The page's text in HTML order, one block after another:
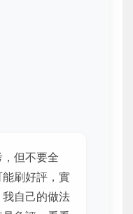
但不要全
刷好評，實
自己的做法